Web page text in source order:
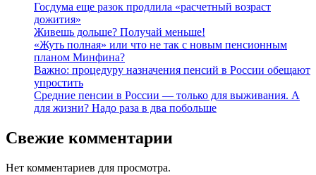
Госдума еще разок продлила «расчетный возраст
дожития»
Живешь дольше? Получай меньше!
«Жуть полная» или что не так с новым пенсионным
планом Минфина?
Важно: процедуру назначения пенсий в России обещают
упростить
Средние пенсии в России — только для выживания. А
для жизни? Надо раза в два побольше
Свежие комментарии
Нет комментариев для просмотра.